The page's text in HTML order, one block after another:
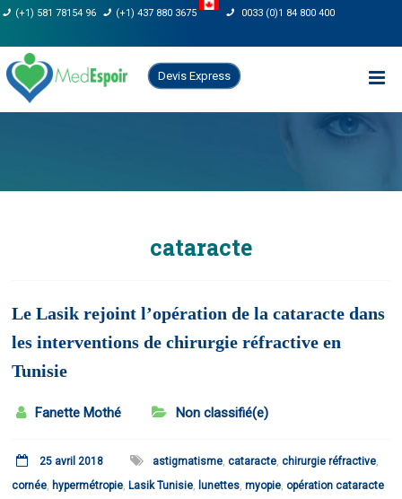
Skip
content
(+1) 581 78154 96 (+1) 437 880 3675 0033 (0)1 84 800 400
Devis Express
cataracte
Le Lasik rejoint l’opération de la cataracte dans
les interventions de chirurgie réfractive en
Tunisie
Fanette Mothé Non classifié(e)
25 avril 2018 astigmatisme,cataracte,chirurgie réfractive,
cornée, hypermétropie, Lasik Tunisie, lunettes,myopie, opération cataracte